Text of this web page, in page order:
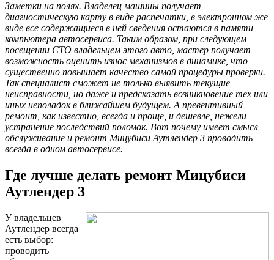
Заметки на полях. Владелец машины получает
диагностическую карту в виде распечатки, в электронном же
виде все содержащиеся в ней сведения остаются в памяти
компьютера автосервиса. Таким образом, при следующем
посещении СТО владельцем этого авто, мастер получает
возможность оценить износ механизмов в динамике, что
существенно повышает качество самой процедуры проверки.
Так специалист сможет не только выявить текущие
неисправности, но даже и предсказать возникновение тех или
иных неполадок в ближайшем будущем. А превентивный
ремонт, как известно, всегда и проще, и дешевле, нежели
устранение последствий поломок. Вот почему имеет смысл
обслуживание и ремонт Мицубиси Аутлендер 3 проводить
всегда в одном автосервисе.
Где лучше делать ремонт Мицубиси
Аутлендер 3
У владельцев
Аутлендер всегда
есть выбор:
проводить